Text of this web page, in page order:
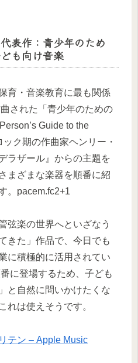
表作：青少年のため
も向け音楽
育・音楽教育に最も関係
された「青少年のための
Guide to the
ク期の作曲家ヘンリー・
ラザール』からの主題を
まざまな楽器を順番に紹
。pacem.fc2+1
弦楽の世界へといざなう
きた」作品で、今日でも
に積極的に活用されてい
に登場するため、子ども
と自然に問いかけたくな
れは使えそうです。
テン – Apple Music